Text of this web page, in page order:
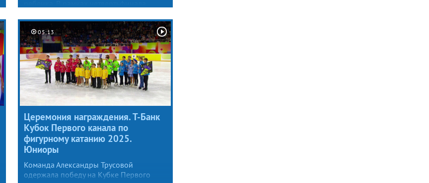
фигуристка набрала 22,77 балла.
05:13
Церемония награждения. Т-Банк
Кубок Первого канала по
фигурному катанию 2025.
Юниоры
Команда Александры Трусовой
одержала победу на Кубке Первого